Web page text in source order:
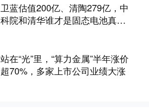
卫蓝估值200亿、清陶279亿，中
科院和清华谁才是固态电池真正
站在“光”里，“算力金属”半年涨价
超70%，多家上市公司业绩大涨